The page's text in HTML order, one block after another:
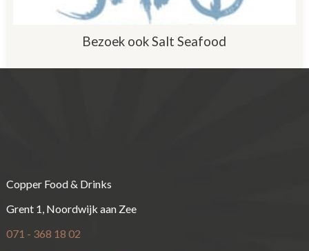
Bezoek ook Salt Seafood
Copper Food & Drinks
Grent 1, Noordwijk aan Zee
071 - 368 18 02